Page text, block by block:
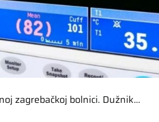
zagrebačkoj bolnici. Dužnik…